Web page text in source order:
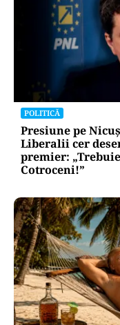
POLITICĂ
Presiune pe
Liberalii cer
premier:
Cotroceni!”